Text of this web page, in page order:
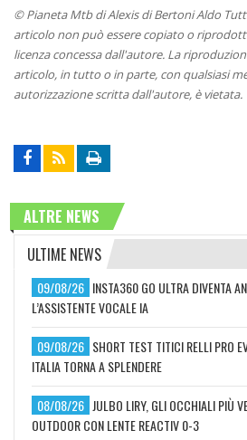
© Pianeta Mtb di Alexis di Bertoni Aldo
articolo non può essere copiato o
licenza concessa dall'autore. La
articolo, in tutto o in parte, con qualsiasi
autorizzazione scritta dall'autore, è vietata.
ALTRE NEWS
ULTIME NEWS
09/08/26 INSTA360 GO ULTRA DIVENTA
L’ASSISTENTE VOCALE IA
09/08/26 SHORT TEST TITICI RELLI PRO
ITALIA TORNA A SPLENDERE
08/08/26 JULBO LIRY, GLI OCCHIALI PIÙ
OUTDOOR CON LENTE REACTIV 0-3